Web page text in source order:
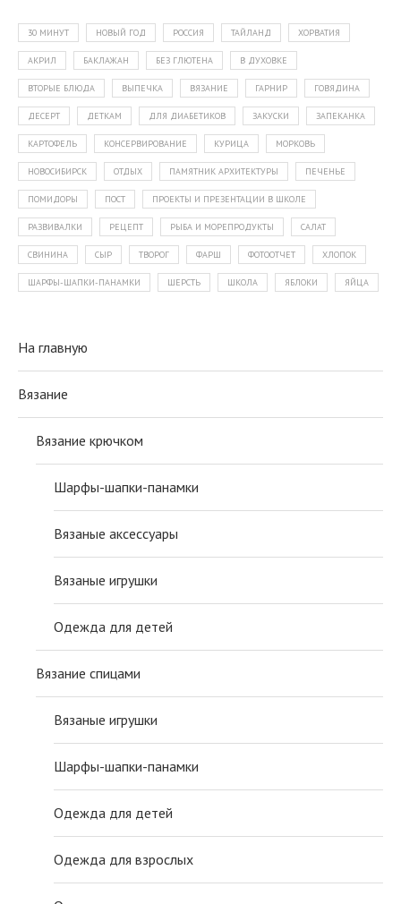
30 МИНУТ НОВЫЙ ГОД РОССИЯ ТАЙЛАНД ХОРВАТИЯ
АКРИЛ БАКЛАЖАН БЕЗ ГЛЮТЕНА В ДУХОВКЕ
ВТОРЫЕ БЛЮДА ВЫПЕЧКА ВЯЗАНИЕ ГАРНИР ГОВЯДИНА
ДЕСЕРТ ДЕТКАМ ДЛЯ ДИАБЕТИКОВ ЗАКУСКИ ЗАПЕКАНКА
КАРТОФЕЛЬ КОНСЕРВИРОВАНИЕ КУРИЦА МОРКОВЬ
НОВОСИБИРСК ОТДЫХ ПАМЯТНИК АРХИТЕКТУРЫ ПЕЧЕНЬЕ
ПОМИДОРЫ ПОСТ ПРОЕКТЫ И ПРЕЗЕНТАЦИИ В ШКОЛЕ
РАЗВИВАЛКИ РЕЦЕПТ РЫБА И МОРЕПРОДУКТЫ САЛАТ
СВИНИНА СЫР ТВОРОГ ФАРШ ФОТООТЧЕТ ХЛОПОК
ШАРФЫ-ШАПКИ-ПАНАМКИ ШЕРСТЬ ШКОЛА ЯБЛОКИ ЯЙЦА
На главную
Вязание
Вязание крючком
Шарфы-шапки-панамки
Вязаные аксессуары
Вязаные игрушки
Одежда для детей
Вязание спицами
Вязаные игрушки
Шарфы-шапки-панамки
Одежда для детей
Одежда для взрослых